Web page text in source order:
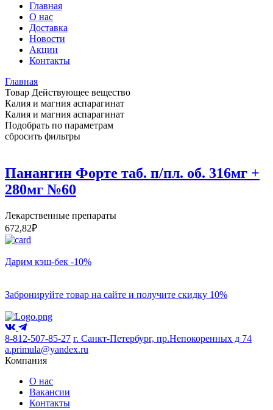
Главная
О нас
Доставка
Новости
Акции
Контакты
Главная
Товар Действующее вещество
Калия и магния аспарагинат
Калия и магния аспарагинат
Подобрать по параметрам
сбросить фильтры
Панангин Форте таб. п/пл. об. 316мг +
280мг №60
Лекарственные препараты
672,82₽
Дарим кэш-бек -10%
Забронируйте товар на сайте и получите скидку 10%
8-812-507-85-27 г. Санкт-Петербург, пр.Непокоренных д 74
a.primula@yandex.ru
Компания
О нас
Вакансии
Контакты